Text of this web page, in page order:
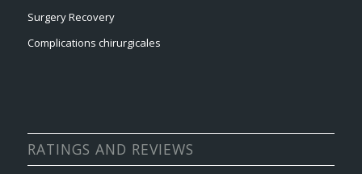
Surgery Recovery
Complications chirurgicales
RATINGS AND REVIEWS